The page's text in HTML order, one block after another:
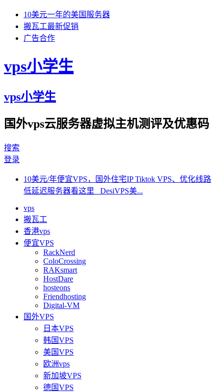
10美元一年的美国服务器
搬瓦工最新促销
广告合作
vps小学生
vps小学生
国外vps云服务器虚拟主机测评及优惠码
搜索
登录
10美元/年便宜VPS，国外住宅IP Tiktok VPS、优化线路
低延迟服务器看这里 DesiVPS美...
vps
搬瓦工
香港vps
便宜VPS
RackNerd
ColoCrossing
RAKsmart
HostDare
hosteons
Friendhosting
Digital-VM
国外VPS
日本VPS
韩国VPS
美国VPS
欧洲vps
新加坡VPS
德国VPS